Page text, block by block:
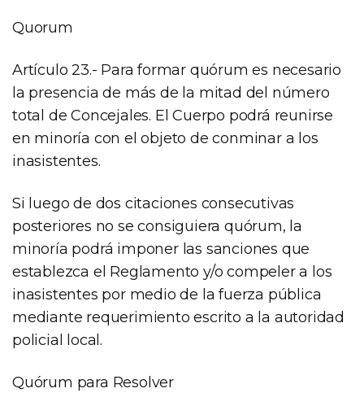
Quorum
Artículo 23.- Para formar quórum es necesario
la presencia de más de la mitad del número
total de Concejales. El Cuerpo podrá reunirse
en minoría con el objeto de conminar a los
inasistentes.
Si luego de dos citaciones consecutivas
posteriores no se consiguiera quórum, la
minoría podrá imponer las sanciones que
establezca el Reglamento y/o compeler a los
inasistentes por medio de la fuerza pública
mediante requerimiento escrito a la autoridad
policial local.
Quórum para Resolver